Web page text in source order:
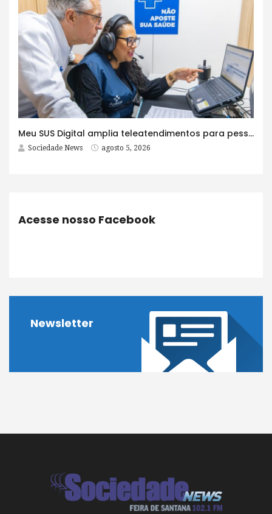
Meu SUS Digital amplia teleatendimentos para pessoas com problemas com jogos e apostas
Sociedade News agosto 5, 2026
Acesse nosso Facebook
Newsletter